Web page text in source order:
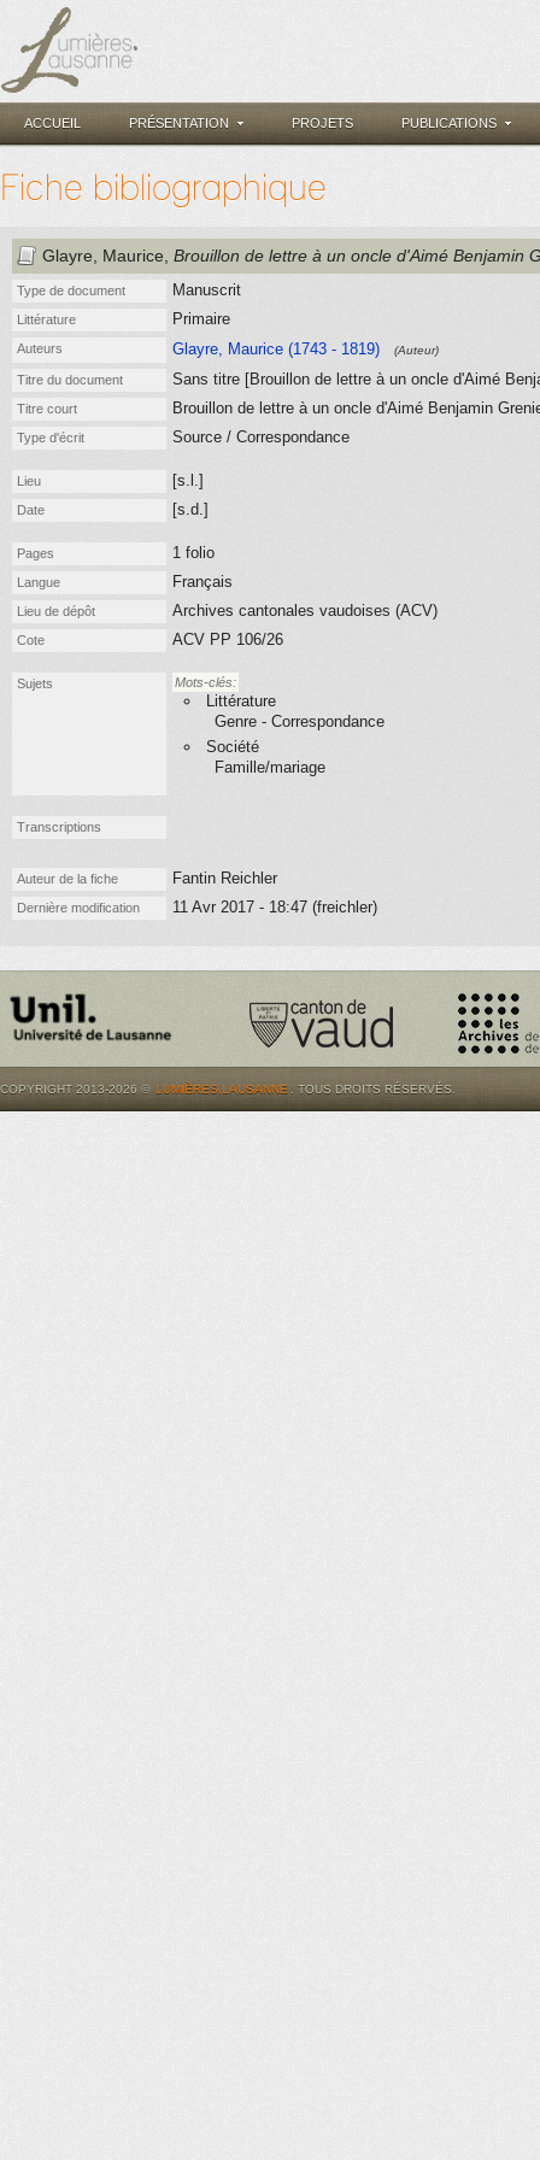
ACCUEIL PRÉSENTATION PROJETS PUBLICATIONS
Fiche bibliographique
Glayre, Maurice Brouillon de lettre à un oncle d'Aimé Benjamin
Type de document Manuscrit
Littérature Primaire
Auteurs Glayre, Maurice (1743 - 1819) (Auteur)
Titre du document Sans titre [Brouillon de lettre à un oncle d'Aimé
Titre court Brouillon de lettre à un oncle d'Aimé Benjamin
Type d'écrit Source / Correspondance
Lieu [s.l.]
Date [s.d.]
Pages 1 folio
Langue Français
Lieu de dépôt Archives cantonales vaudoises (ACV)
Cote ACV PP 106/26
Sujets Mots-clés:
Littérature
Genre - Correspondance
Société
Famille/mariage
Transcriptions
Auteur de la fiche Fantin Reichler
Dernière modification 11 Avr 2017 - 18:47 (freichler)
COPYRIGHT 2013-2026 © LUMIÈRES.LAUSANNE . TOUS DROITS RÉSERVÉS.